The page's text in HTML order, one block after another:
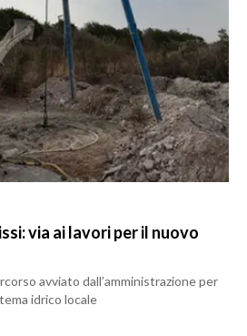
via ai lavori per il nuovo
avviato dall’amministrazione per
idrico locale